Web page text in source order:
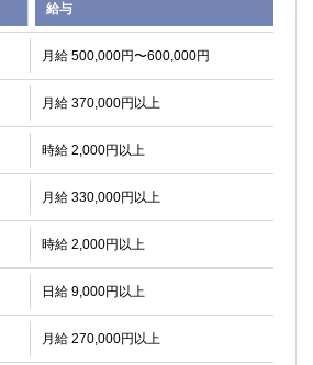
給与
月給 500,000円〜600,000円
月給 370,000円以上
時給 2,000円以上
月給 330,000円以上
時給 2,000円以上
日給 9,000円以上
月給 270,000円以上